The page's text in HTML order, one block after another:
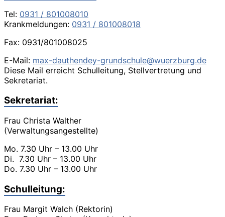
Tel: 0931 / 801008010
Krankmeldungen: 0931 / 801008018
Fax: 0931/801008025
E-Mail: max-dauthendey-grundschule@wuerzburg.de
Diese Mail erreicht Schulleitung, Stellvertretung und
Sekretariat.
Sekretariat:
Frau Christa Walther
(Verwaltungsangestellte)
Mo. 7.30 Uhr – 13.00 Uhr
Di. 7.30 Uhr – 13.00 Uhr
Do. 7.30 Uhr – 13.00 Uhr
Schulleitung:
Frau Margit Walch (Rektorin)